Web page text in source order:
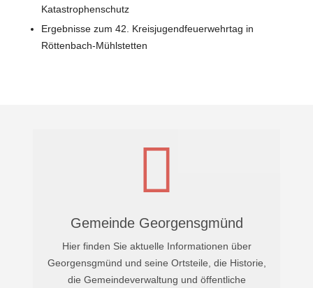
Katastrophenschutz
Ergebnisse zum 42. Kreisjugendfeuerwehrtag in
Röttenbach-Mühlstetten
Gemeinde Georgensgmünd
Hier finden Sie aktuelle Informationen über
Georgensgmünd und seine Ortsteile, die Historie,
die Gemeindeverwaltung und öffentliche